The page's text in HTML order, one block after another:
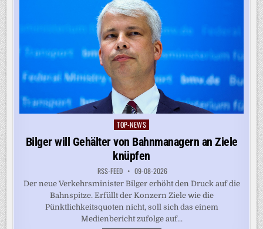
Posted
TOP-NEWS
Bilger will Gehälter von Bahnmanagern an Ziele
knüpfen
RSS-FEED 09-08-2026
Der neue Verkehrsminister Bilger erhöht den Druck auf die
Bahnspitze. Erfüllt der Konzern Ziele wie die
Pünktlichkeitsquoten nicht, soll sich das einem
Medienbericht zufolge auf...